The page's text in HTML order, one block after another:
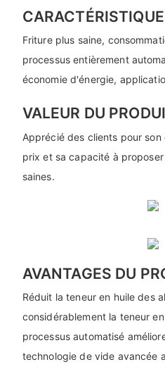
Friture plus saine,
processus entièrement
économie d'énergie,
VALEUR DU
Apprécié des clients pour
prix et sa capacité à
saines.
AVANTAGES DU
Réduit la teneur en huile des
considérablement la teneur
processus automatisé
technologie de vide avancée